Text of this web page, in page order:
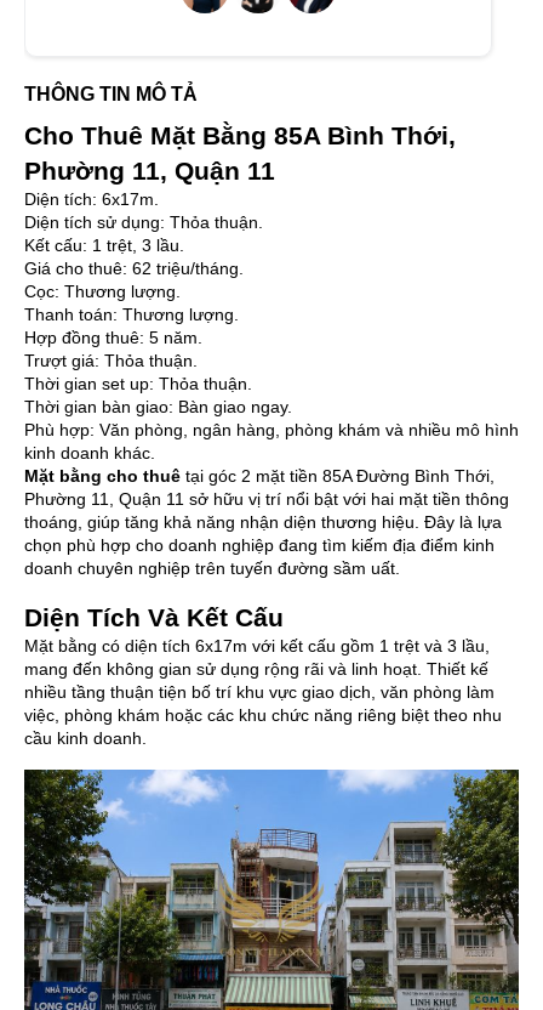
THÔNG TIN MÔ TẢ
Cho Thuê Mặt Bằng 85A Bình Thới,
Phường 11, Quận 11
Diện tích: 6x17m.
Diện tích sử dụng: Thỏa thuận.
Kết cấu: 1 trệt, 3 lầu.
Giá cho thuê: 62 triệu/tháng.
Cọc: Thương lượng.
Thanh toán: Thương lượng.
Hợp đồng thuê: 5 năm.
Trượt giá: Thỏa thuận.
Thời gian set up: Thỏa thuận.
Thời gian bàn giao: Bàn giao ngay.
Phù hợp: Văn phòng, ngân hàng, phòng khám và nhiều mô hình
kinh doanh khác.
Mặt bằng cho thuê tại góc 2 mặt tiền 85A Đường Bình Thới,
Phường 11, Quận 11 sở hữu vị trí nổi bật với hai mặt tiền thông
thoáng, giúp tăng khả năng nhận diện thương hiệu. Đây là lựa
chọn phù hợp cho doanh nghiệp đang tìm kiếm địa điểm kinh
doanh chuyên nghiệp trên tuyến đường sầm uất.
Diện Tích Và Kết Cấu
Mặt bằng có diện tích 6x17m với kết cấu gồm 1 trệt và 3 lầu,
mang đến không gian sử dụng rộng rãi và linh hoạt. Thiết kế
nhiều tầng thuận tiện bố trí khu vực giao dịch, văn phòng làm
việc, phòng khám hoặc các khu chức năng riêng biệt theo nhu
cầu kinh doanh.